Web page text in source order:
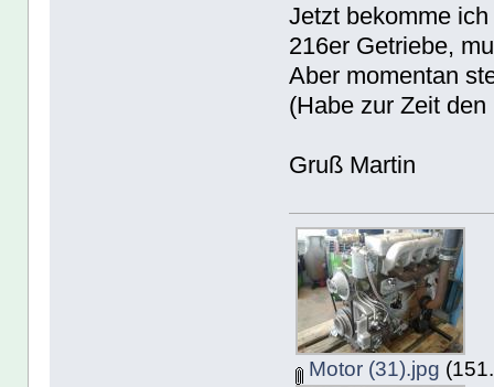
Jetzt bekomme
216er Getriebe,
Aber momentan
(Habe zur Zeit
Gruß Martin
Motor (31).jpg